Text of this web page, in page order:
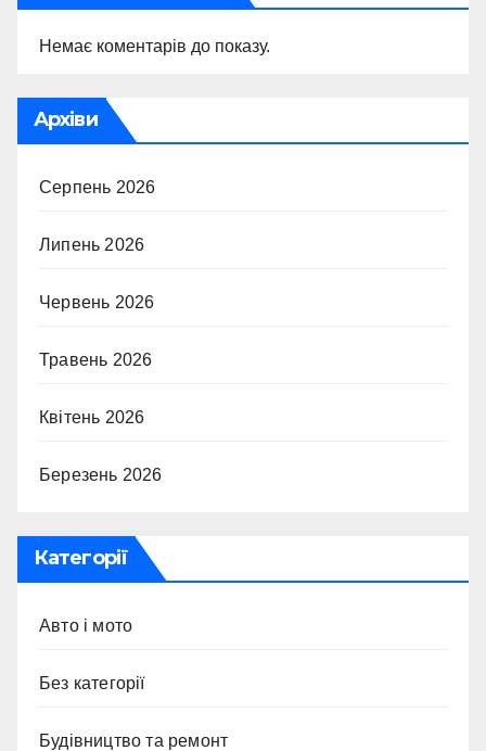
Немає коментарів до показу.
Архіви
Серпень 2026
Липень 2026
Червень 2026
Травень 2026
Квітень 2026
Березень 2026
Категорії
Авто і мото
Без категорії
Будівництво та ремонт